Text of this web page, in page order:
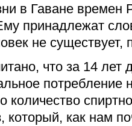
в Гаване времен
принадлежат
не существует,
что за 14 лет
потребление
количество
который, как нам